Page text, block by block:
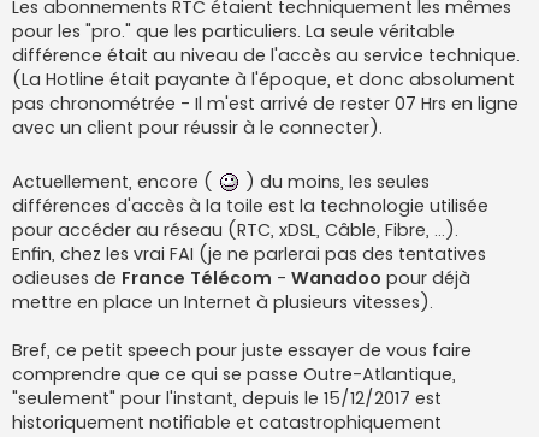
Les abonnements RTC étaient techniquement les mêmes
pour les "pro." que les particuliers. La seule véritable
différence était au niveau de l'accès au service technique.
(La Hotline était payante à l'époque, et donc absolument
pas chronométrée - Il m'est arrivé de rester 07 Hrs en ligne
avec un client pour réussir à le connecter).
Actuellement, encore (
) du moins, les seules
différences d'accès à la toile est la technologie utilisée
pour accéder au réseau (RTC, xDSL, Câble, Fibre, ...).
Enfin, chez les vrai FAI (je ne parlerai pas des tentatives
odieuses de France Télécom - Wanadoo pour déjà
mettre en place un Internet à plusieurs vitesses).
Bref, ce petit speech pour juste essayer de vous faire
comprendre que ce qui se passe Outre-Atlantique,
"seulement" pour l'instant, depuis le 15/12/2017 est
historiquement notifiable et catastrophiquement